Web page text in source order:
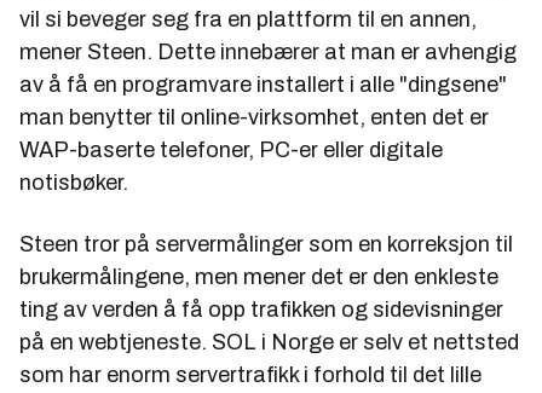
vil si beveger seg fra en plattform til en annen,
mener Steen. Dette innebærer at man er avhengig
av å få en programvare installert i alle "dingsene"
man benytter til online-virksomhet, enten det er
WAP-baserte telefoner, PC-er eller digitale
notisbøker.
Steen tror på servermålinger som en korreksjon til
brukermålingene, men mener det er den enkleste
ting av verden å få opp trafikken og sidevisninger
på en webtjeneste. SOL i Norge er selv et nettsted
som har enorm servertrafikk i forhold til det lille